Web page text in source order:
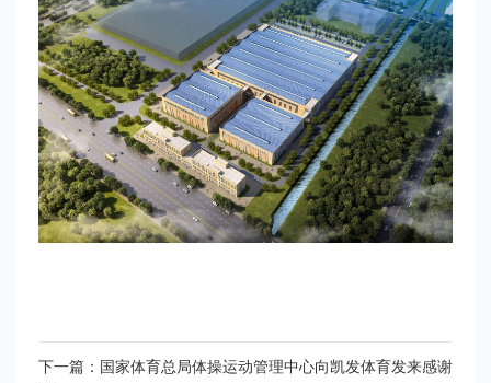
下一篇：国家体育总局体操运动管理中心向凯发体育发来感谢